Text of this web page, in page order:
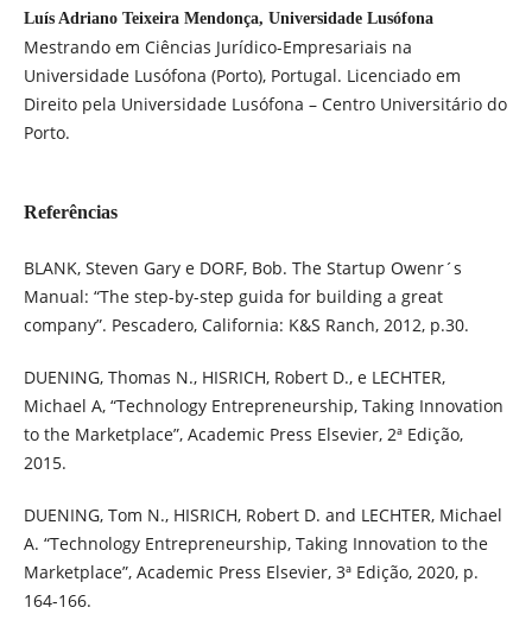
Luís Adriano Teixeira Mendonça, Universidade Lusófona
Mestrando em Ciências Jurídico-Empresariais na
Universidade Lusófona (Porto), Portugal. Licenciado em
Direito pela Universidade Lusófona – Centro Universitário do
Porto.
Referências
BLANK, Steven Gary e DORF, Bob. The Startup Owenr´s
Manual: “The step-by-step guida for building a great
company”. Pescadero, California: K&S Ranch, 2012, p.30.
DUENING, Thomas N., HISRICH, Robert D., e LECHTER,
Michael A, “Technology Entrepreneurship, Taking Innovation
to the Marketplace”, Academic Press Elsevier, 2ª Edição,
2015.
DUENING, Tom N., HISRICH, Robert D. and LECHTER, Michael
A. “Technology Entrepreneurship, Taking Innovation to the
Marketplace”, Academic Press Elsevier, 3ª Edição, 2020, p.
164-166.